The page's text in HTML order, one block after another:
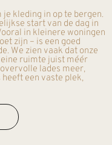
kleding in op te bergen.
start van de dag in
in kleinere woningen
zijn – is een goed
We zien vaak dat onze
ruimte juist méér
lades meer,
een vaste plek,